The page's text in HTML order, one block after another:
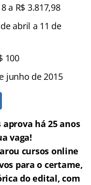
a R$ 3.817,98
abril a 11 de
100
junho de 2015
há 25 anos
vaga!
cursos online
para o certame,
do edital, com